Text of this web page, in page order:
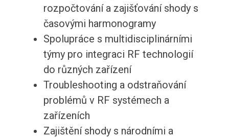
rozpočtování a zajišťování shody s
časovými harmonogramy
Spolupráce s multidisciplinárními
týmy pro integraci RF technologií
do různých zařízení
Troubleshooting a odstraňování
problémů v RF systémech a
zařízeních
Zajištění shody s národními a